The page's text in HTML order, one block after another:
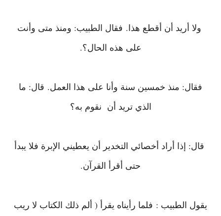
ولا أريد أن أقطع هذا. فقال الطبيب: ومنذ متى وأنت
على هذه الحال؟.
فقال: منذ خمسين سنة وأنا على هذا العمل. قال: ما
الذي تريد أن نقوم به؟
قال: إذا أراد أخصائي التخدير أن يعطيني الإبرة فلا يبدأ
حتى أقرأ القرآن.
يقول الطبيب : فلما رأيناه يقرأ ( ألم ذلك الكتاب لا ريب